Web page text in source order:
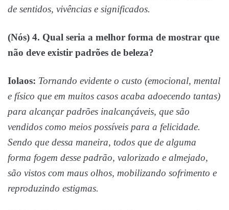
de sentidos, vivências e significados.
(Nós) 4. Qual seria a melhor forma de mostrar que
não deve existir padrões de beleza?
Iolaos: Tornando evidente o custo (emocional, mental
e físico que em muitos casos acaba adoecendo tantas)
para alcançar padrões inalcançáveis, que são
vendidos como meios possíveis para a felicidade.
Sendo que dessa maneira, todos que de alguma
forma fogem desse padrão, valorizado e almejado,
são vistos com maus olhos, mobilizando sofrimento e
reproduzindo estigmas.